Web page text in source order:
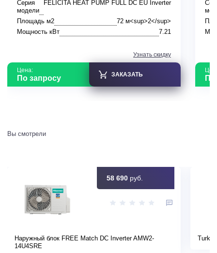
Серия
модели
FELICITA HEAT PUMP FULL DC EU Inverter
Площадь м2
72 м<sup>2</sup>
Мощность кВт
7.21
Узнать скидку
Цена:
По запросу ЗАКАЗАТЬ По
Вы смотрели
58 690 руб.
Наружный блок FREE Match DC Inverter AMW2-
14U4SRE